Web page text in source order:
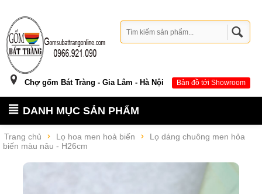
Chợ gốm Bát Tràng - Gia Lâm - Hà Nội Bản đồ tới Showroom
DANH MỤC SẢN PHẨM
Trang chủ Lọ hoa men hoả biến
Lọ dáng chuông men hỏa
biến màu nâu - H26cm